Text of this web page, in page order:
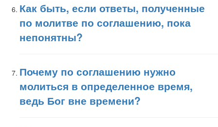
Как быть, если ответы, полученные
по молитве по соглашению, пока
непонятны?
Почему по соглашению нужно
молиться в определенное время,
ведь Бог вне времени?